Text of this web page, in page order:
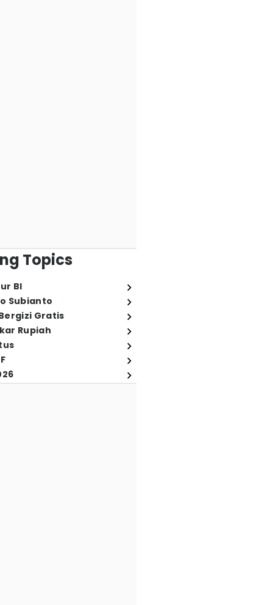
Topics
BI
Subianto
Gratis
Rupiah